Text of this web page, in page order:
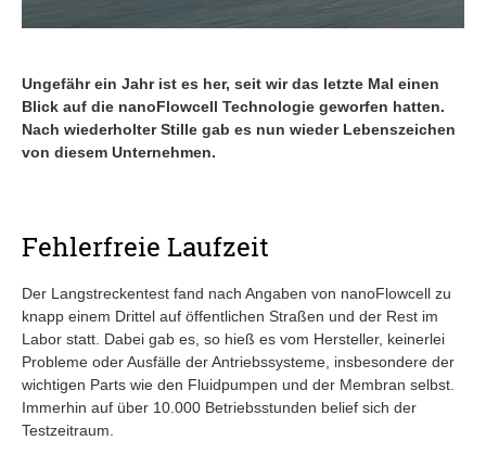
Ungefähr ein Jahr ist es her, seit wir das letzte Mal einen
Blick auf die nanoFlowcell Technologie geworfen hatten.
Nach wiederholter Stille gab es nun wieder Lebenszeichen
von diesem Unternehmen.
Fehlerfreie Laufzeit
Der Langstreckentest fand nach Angaben von nanoFlowcell zu
knapp einem Drittel auf öffentlichen Straßen und der Rest im
Labor statt. Dabei gab es, so hieß es vom Hersteller, keinerlei
Probleme oder Ausfälle der Antriebssysteme, insbesondere der
wichtigen Parts wie den Fluidpumpen und der Membran selbst.
Immerhin auf über 10.000 Betriebsstunden belief sich der
Testzeitraum.